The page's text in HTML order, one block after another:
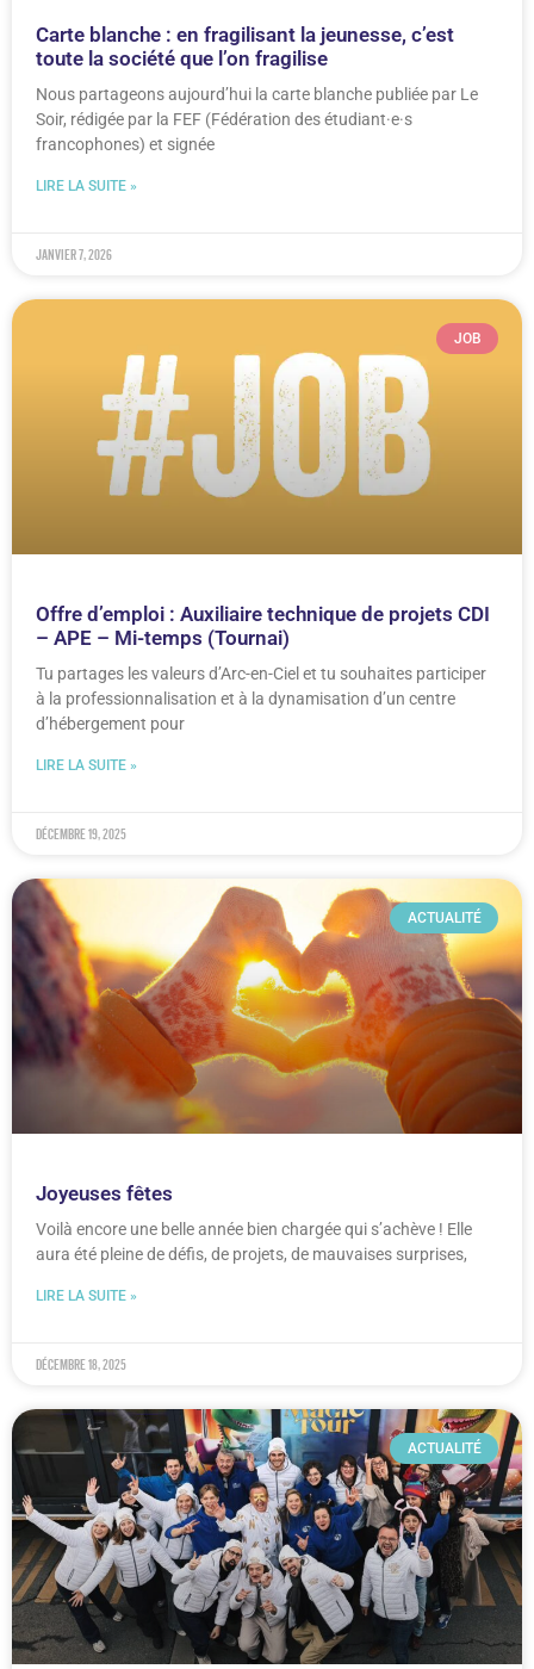
Carte blanche : en fragilisant la jeunesse, c’est
toute la société que l’on fragilise
Nous partageons aujourd’hui la carte blanche publiée par Le
Soir, rédigée par la FEF (Fédération des étudiant·e·s
francophones) et signée
LIRE LA SUITE »
janvier 7, 2026
JOB
Offre d’emploi : Auxiliaire technique de projets CDI
– APE – Mi-temps (Tournai)
Tu partages les valeurs d’Arc-en-Ciel et tu souhaites participer
à la professionnalisation et à la dynamisation d’un centre
d’hébergement pour
LIRE LA SUITE »
décembre 19, 2025
ACTUALITÉ
Joyeuses fêtes
Voilà encore une belle année bien chargée qui s’achève ! Elle
aura été pleine de défis, de projets, de mauvaises surprises,
LIRE LA SUITE »
décembre 18, 2025
ACTUALITÉ